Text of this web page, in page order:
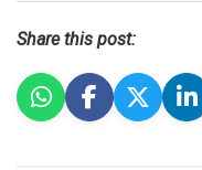
Share this post: